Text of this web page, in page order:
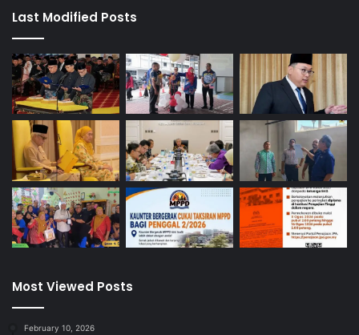
Last Modified Posts
Most Viewed Posts
February 10, 2026